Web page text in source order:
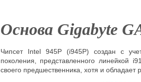
Основа Gigabyte
Чипсет Intel 945P (i945P) создан с
поколения, представленного линейкой
своего предшественника, хотя и